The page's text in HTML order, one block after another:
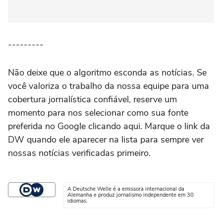
---------
Não deixe que o algoritmo esconda as notícias. Se
você valoriza o trabalho da nossa equipe para uma
cobertura jornalística confiável, reserve um
momento para nos selecionar como sua fonte
preferida no Google clicando aqui. Marque o link da
DW quando ele aparecer na lista para sempre ver
nossas notícias verificadas primeiro.
A Deutsche Welle é a emissora internacional da
Alemanha e produz jornalismo independente em 30
idiomas.